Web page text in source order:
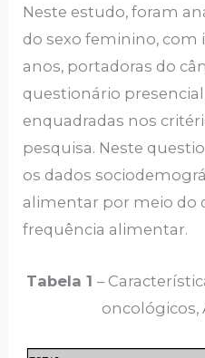
Neste estudo, foram
do sexo feminino, com
anos, portadoras do
questionário
enquadradas nos
pesquisa. Neste
os dados
alimentar por meio do
frequência alimentar.
Tabela 1 –
oncológicos,